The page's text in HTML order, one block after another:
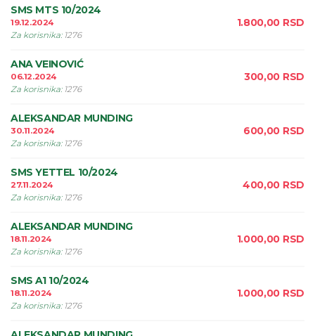
SMS MTS 10/2024
19.12.2024
Za korisnika: 1276
1.800,00 RSD
ANA VEINOVIĆ
06.12.2024
Za korisnika: 1276
300,00 RSD
ALEKSANDAR MUNDING
30.11.2024
Za korisnika: 1276
600,00 RSD
SMS YETTEL 10/2024
27.11.2024
Za korisnika: 1276
400,00 RSD
ALEKSANDAR MUNDING
18.11.2024
Za korisnika: 1276
1.000,00 RSD
SMS A1 10/2024
18.11.2024
Za korisnika: 1276
1.000,00 RSD